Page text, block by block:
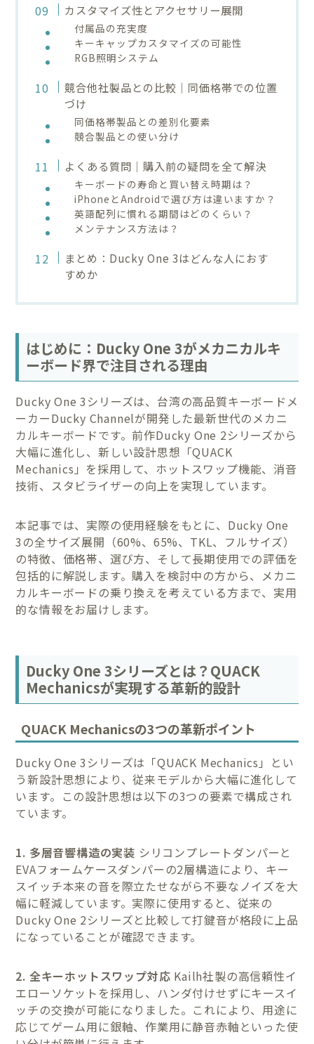
カスタマイズ性とアクセサリー展開
付属品の充実度
キーキャップカスタマイズの可能性
RGB照明システム
競合他社製品との比較｜同価格帯での位置
づけ
同価格帯製品との差別化要素
競合製品との使い分け
よくある質問｜購入前の疑問を全て解決
キーボードの寿命と買い替え時期は？
iPhoneとAndroidで選び方は違いますか？
英語配列に慣れる期間はどのくらい？
メンテナンス方法は？
まとめ：Ducky One 3はどんな人におす
すめか
はじめに：Ducky One 3がメカニカルキ
ーボード界で注目される理由
Ducky One 3シリーズは、台湾の高品質キーボードメ
ーカーDucky Channelが開発した最新世代のメカニ
カルキーボードです。前作Ducky One 2シリーズから
大幅に進化し、新しい設計思想「QUACK
Mechanics」を採用して、ホットスワップ機能、消音
技術、スタビライザーの向上を実現しています。
本記事では、実際の使用経験をもとに、Ducky One
3の全サイズ展開（60%、65%、TKL、フルサイズ）
の特徴、価格帯、選び方、そして長期使用での評価を
包括的に解説します。購入を検討中の方から、メカニ
カルキーボードの乗り換えを考えている方まで、実用
的な情報をお届けします。
Ducky One 3シリーズとは？QUACK
Mechanicsが実現する革新的設計
QUACK Mechanicsの3つの革新ポイント
Ducky One 3シリーズは「QUACK Mechanics」とい
う新設計思想により、従来モデルから大幅に進化して
います。この設計思想は以下の3つの要素で構成され
ています。
1. 多層音響構造の実装 シリコンプレートダンパーと
EVAフォームケースダンパーの2層構造により、キー
スイッチ本来の音を際立たせながら不要なノイズを大
幅に軽減しています。実際に使用すると、従来の
Ducky One 2シリーズと比較して打鍵音が格段に上品
になっていることが確認できます。
2. 全キーホットスワップ対応 Kailh社製の高信頼性イ
エローソケットを採用し、ハンダ付けせずにキースイ
ッチの交換が可能になりました。これにより、用途に
応じてゲーム用に銀軸、作業用に静音赤軸といった使